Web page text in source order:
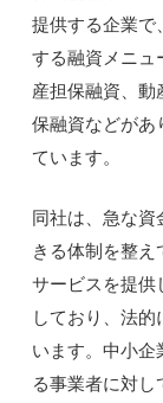
提供する企業で
する融資メニュ
産担保融資、動
保融資などがあ
ています。
同社は、急な
きる体制を整
サービスを提供
しており、法
います。中小
る事業者に対